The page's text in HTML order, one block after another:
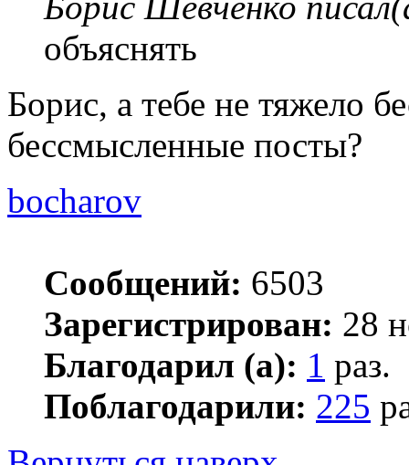
объяснять
Борис, а тебе не тяжело
бессмысленные посты?
bocharov
Сообщений: 6503
Зарегистрирован: 28
Благодарил (а): 1 раз.
Поблагодарили: 225